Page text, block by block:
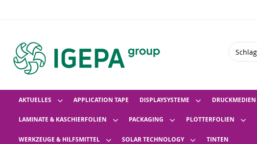
AKTUELLES APPLICATION TAPE DISPLAYSYSTEME DRUCKMEDIEN
LAMINATE & KASCHIERFOLIEN PACKAGING PLOTTERFOLIEN
WERKZEUGE & HILFSMITTEL SOLAR TECHNOLOGY TINTEN